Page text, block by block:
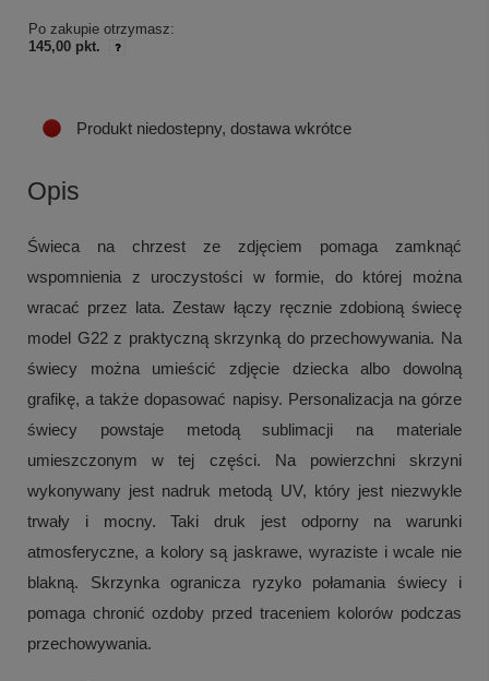
Po zakupie otrzymasz:
145,00 pkt.
Produkt niedostepny, dostawa wkrótce
Opis
Świeca na chrzest ze zdjęciem pomaga zamknąć
wspomnienia z uroczystości w formie, do której można
wracać przez lata. Zestaw łączy ręcznie zdobioną świecę
model G22 z praktyczną skrzynką do przechowywania. Na
świecy można umieścić zdjęcie dziecka albo dowolną
grafikę, a także dopasować napisy. Personalizacja na górze
świecy powstaje metodą sublimacji na materiale
umieszczonym w tej części. Na powierzchni skrzyni
wykonywany jest nadruk metodą UV, który jest niezwykle
trwały i mocny. Taki druk jest odporny na warunki
atmosferyczne, a kolory są jaskrawe, wyraziste i wcale nie
blakną. Skrzynka ogranicza ryzyko połamania świecy i
pomaga chronić ozdoby przed traceniem kolorów podczas
przechowywania.